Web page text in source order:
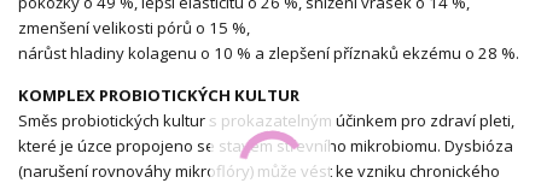
zmenšení velikosti pórů o 15 %,
nárůst hladiny kolagenu o 10 % a zlepšení příznaků ekzému o 28 %.
KOMPLEX PROBIOTICKÝCH KULTUR
Směs probiotických kultur s prokazatelným účinkem pro zdraví pleti,
které je úzce propojeno se stavem střevního mikrobiomu. Dysbióza
(narušení rovnováhy mikroflóry) může vést ke vzniku chronického